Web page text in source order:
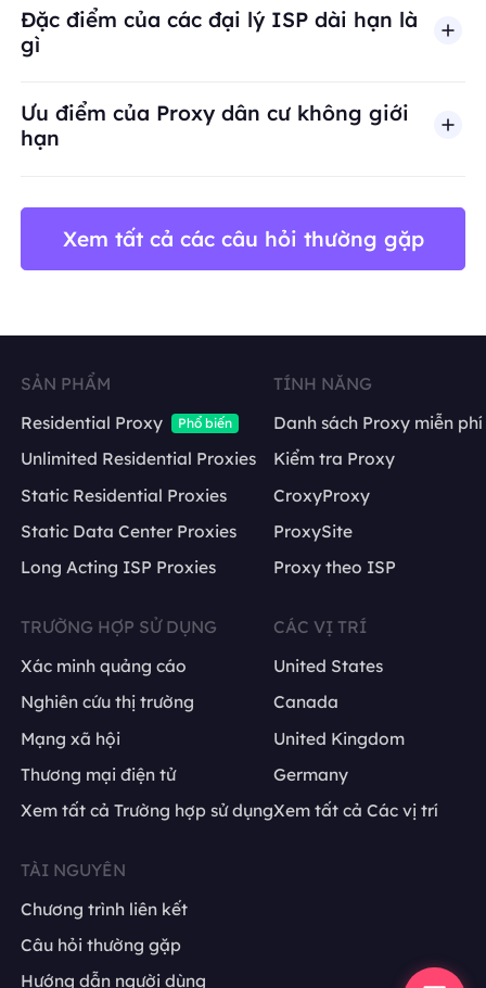
BestProxy không hỗ trợ gian lận, spam, tương
Đặc điểm của các đại lý ISP dài hạn là
gì
Ưu điểm của Proxy dân cư không giới
hạn
Xem tất cả các câu hỏi thường gặp
SẢN PHẨM
Residential Proxy
Phổ biến
Unlimited Residential Proxies
Static Residential Proxies
Static Data Center Proxies
Long Acting ISP Proxies
TÍNH NĂNG
Danh sách Proxy miễn phí
Kiểm tra Proxy
CroxyProxy
ProxySite
Proxy theo ISP
TRƯỜNG HỢP SỬ DỤNG
Xác minh quảng cáo
Nghiên cứu thị trường
Mạng xã hội
Thương mại điện tử
Xem tất cả Trường hợp sử dụng
CÁC VỊ TRÍ
United States
Canada
United Kingdom
Germany
Xem tất cả Các vị trí
TÀI NGUYÊN
Chương trình liên kết
Câu hỏi thường gặp
Hướng dẫn người dùng